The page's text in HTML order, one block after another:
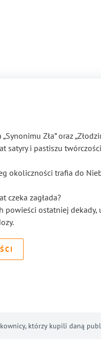
Zła” oraz
satyry i pastiszu
okoliczności trafia do
czeka zagłada?
powieści ostatniej
którzy kupili daną